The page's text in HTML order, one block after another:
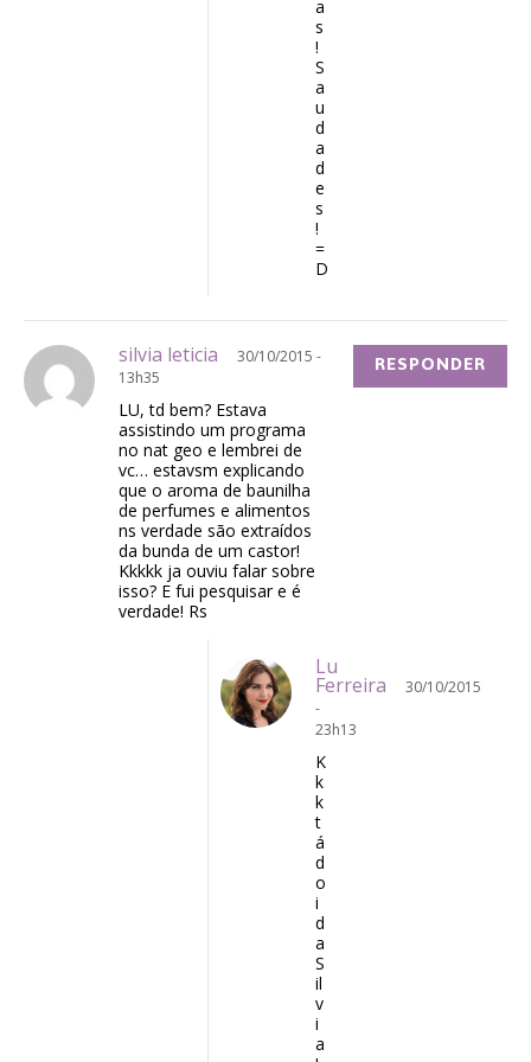
a
s
!
S
a
u
d
a
d
e
s
!
=
D
silvia leticia
30/10/2015 -
13h35
LU, td bem? Estava
assistindo um programa
no nat geo e lembrei de
vc… estavsm explicando
que o aroma de baunilha
de perfumes e alimentos
ns verdade são extraídos
da bunda de um castor!
Kkkkk ja ouviu falar sobre
isso? E fui pesquisar e é
verdade! Rs
RESPONDER
Lu
Ferreira
30/10/2015
-
23h13
K
k
k
t
á
d
o
i
d
a
S
il
v
i
a